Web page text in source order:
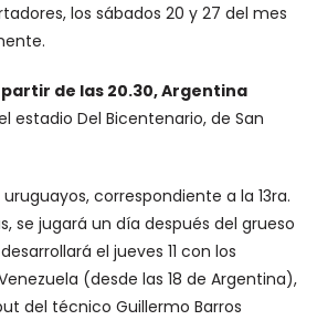
los sábados 20 y 27 del mes
partir de las 20.30, Argentina
estadio Del Bicentenario, de San
correspondiente a la 13ra.
se jugará un día después del grueso
el jueves 11 con los
(desde las 18 de Argentina),
del técnico Guillermo Barros